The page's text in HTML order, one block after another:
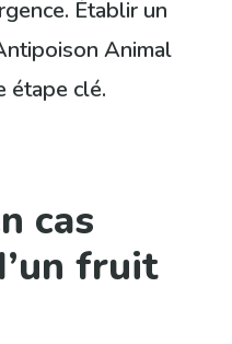
Établir un
Animal
étape clé.
cas
fruit